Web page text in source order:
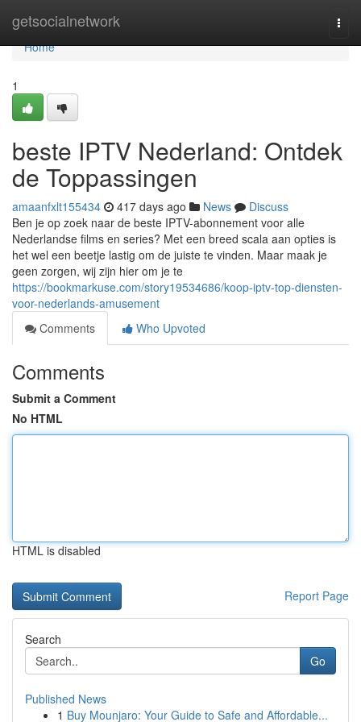
getsocialnetwork
Home
Home
1
beste IPTV Nederland: Ontdek
de Toppassingen
amaanfxlt155434 417 days ago News
Discuss
Ben je op zoek naar de beste IPTV-abonnement voor alle
Nederlandse films en series? Met een breed scala aan opties is
het wel een beetje lastig om de juiste te vinden. Maar maak je
geen zorgen, wij zijn hier om je te
https://bookmarkuse.com/story19534686/koop-iptv-top-diensten-
voor-nederlands-amusement
Comments
Who Upvoted
Comments
Submit a Comment
No HTML
HTML is disabled
Report Page
Search
Go
Published News
1 Buy Mounjaro: Your Guide to Safe and Affordable...